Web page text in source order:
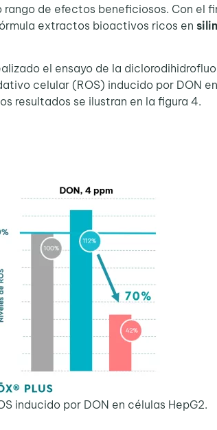
de efectos beneficiosos. Con el
extractos bioactivos ricos en
el ensayo de la
celular (ROS) inducido por DON
resultados se ilustran en la figura 4.
inducido por DON en células HepG2.